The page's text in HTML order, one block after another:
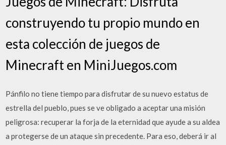
construyendo tu propio mundo en
esta colección de juegos de
Minecraft en MiniJuegos.com
Pánfilo no tiene tiempo para disfrutar de su nuevo estatus de
estrella del pueblo, pues se ve obligado a aceptar una misión
peligrosa: recuperar la forja de la eternidad que ayude a su aldea
a protegerse de un ataque sin precedente. Para eso, deberá ir al